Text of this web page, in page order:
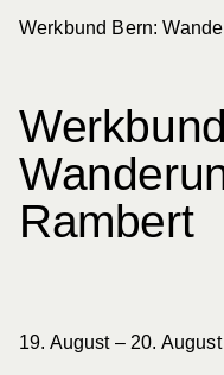
Werkbund Bern:
Rambert
19. August – 20.